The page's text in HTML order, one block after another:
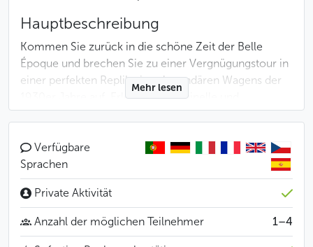
Hauptbeschreibung
Kommen Sie zurück in die schöne Zeit der Belle
Époque und brechen Sie zu einer Vergnügungstour in
einer perfekten Replik eines legendären Wagens der
1930er Jahre auf. Erleben Sie originelle und
angenehme Momente während dieser Fahrt im
Die Route dieser Spazierfahrt führt durch die
historischen Viertel, entlang der bedeutendsten
Prager Sehenswürdigkeiten. Sie fahren in den Straßen
der Altstadt (Staré Město) spazieren, schauen sich die
Kleinseite (Malá Strana) an und ergötzen sich an dem
Mehr lesen
Verfügbare
Sprachen
Private Aktivität
Anzahl der möglichen Teilnehmer 1–4